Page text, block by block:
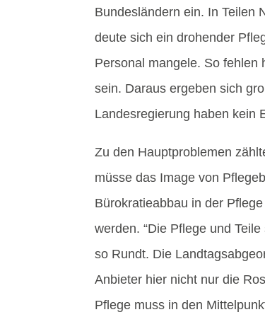
Bundesländern ein. In Teilen
deute sich ein drohender
Personal mangele. So fehlen
sein. Daraus ergeben sich
Landesregierung haben kein
Zu den Hauptproblemen
müsse das Image von
Bürokratieabbau in der
werden. “Die Pflege und
so Rundt. Die
Anbieter hier nicht nur die
Pflege muss in den